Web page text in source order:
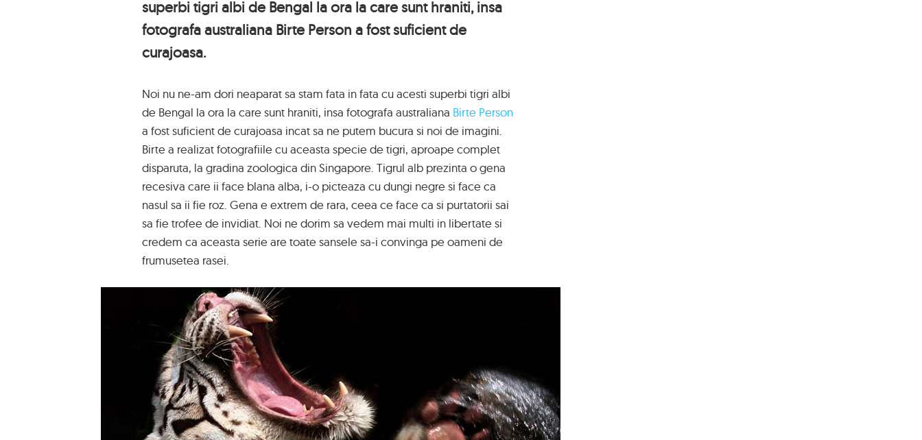
superbi tigri albi de Bengal la ora la care sunt hraniti, insa
fotografa australiana Birte Person a fost suficient de
curajoasa.
Noi nu ne-am dori neaparat sa stam fata in fata cu acesti superbi tigri albi
de Bengal la ora la care sunt hraniti, insa fotografa australiana Birte Person
a fost suficient de curajoasa incat sa ne putem bucura si noi de imagini.
Birte a realizat fotografiile cu aceasta specie de tigri, aproape complet
disparuta, la gradina zoologica din Singapore. Tigrul alb prezinta o gena
recesiva care ii face blana alba, i-o picteaza cu dungi negre si face ca
nasul sa ii fie roz. Gena e extrem de rara, ceea ce face ca si purtatorii sai
sa fie trofee de invidiat. Noi ne dorim sa vedem mai multi in libertate si
credem ca aceasta serie are toate sansele sa-i convinga pe oameni de
frumusetea rasei.